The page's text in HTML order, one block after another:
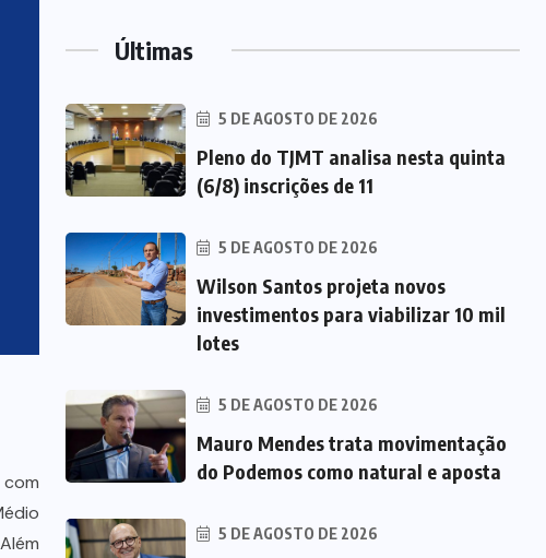
Últimas
5 DE AGOSTO DE 2026
Pleno do TJMT analisa nesta quinta
(6/8) inscrições de 11
5 DE AGOSTO DE 2026
Wilson Santos projeta novos
investimentos para viabilizar 10 mil
lotes
5 DE AGOSTO DE 2026
Mauro Mendes trata movimentação
do Podemos como natural e aposta
5 DE AGOSTO DE 2026